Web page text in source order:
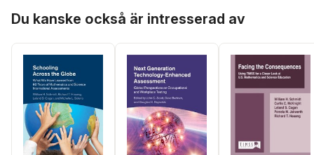
Employment
Du kanske också är intresserad av